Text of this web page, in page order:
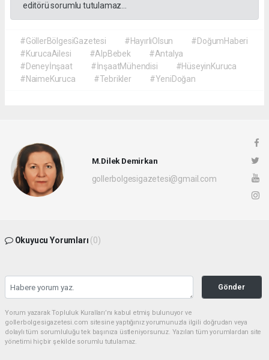
editörü sorumlu tutulamaz...
#GöllerBölgesiGazetesi #HayırlıOlsun
#DoğumHaberi
#KurucaAilesi
#AlpBebek
#Antalya
#Deneyİnşaat
#İnşaatMühendisi
#HüseyinKuruca
#NaimeKuruca
#Tebrikler #YeniDoğan
M.Dilek Demirkan
gollerbolgesigazetesi@gmail.com
Okuyucu Yorumları (0)
Gönder
Yorum yazarak Topluluk Kuralları’nı kabul etmiş bulunuyor ve
gollerbolgesigazetesi.com sitesine yaptığınız yorumunuzla ilgili doğrudan veya
dolaylı tüm sorumluluğu tek başınıza üstleniyorsunuz. Yazılan tüm yorumlardan site
yönetimi hiçbir şekilde sorumlu tutulamaz.